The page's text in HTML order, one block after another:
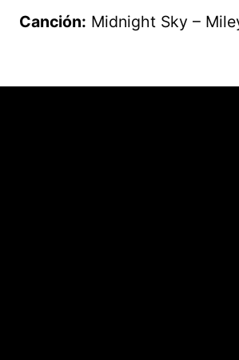
Canción: Midnight Sky –